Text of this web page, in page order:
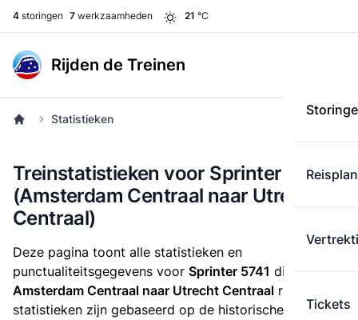
4 storingen 7 werkzaamheden 21 °C
Rijden de Treinen
Tickets
Statistieken
Treinstatistieken voor Sprinter 5741
(Amsterdam Centraal naar Utrecht
Centraal)
Deze pagina toont alle statistieken en
punctualiteitsgegevens voor Sprinter 5741 dievan
Amsterdam Centraal naar Utrecht Centraal rijdt. Deze
statistieken zijn gebaseerd op de historische